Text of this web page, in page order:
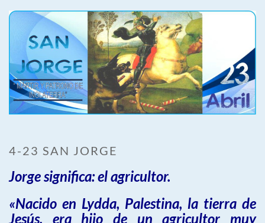
4-23 SAN JORGE
Jorge significa: el agricultor.
«Nacido en Lydda, Palestina, la tierra de
Jesús, era hijo de un agricultor muy